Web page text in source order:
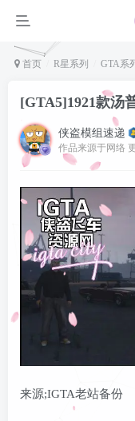
首页 R星系列 GTA系
[GTA5]1921款汤
侠盗模组速递
作品来源于网络
来源;IGTA老站备份
登录
没有账号？